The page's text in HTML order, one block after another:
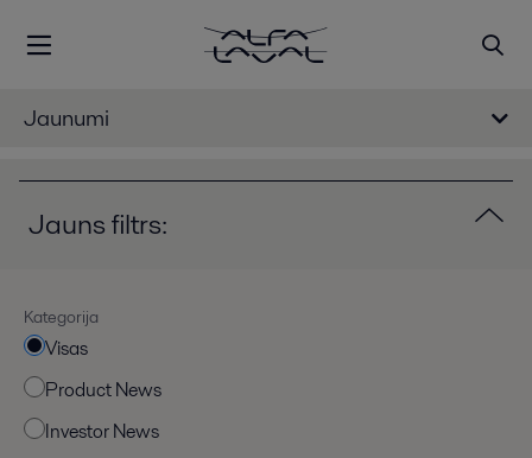
Jaunumi
Jauns filtrs:
Kategorija
Visas
Product News
Investor News